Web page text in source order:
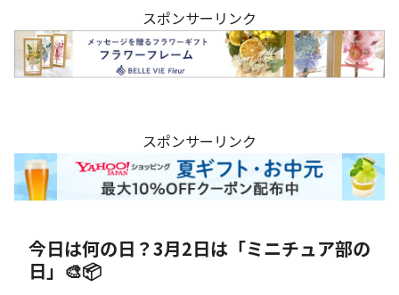
スポンサーリンク
スポンサーリンク
今日は何の日？3月2日は「ミニチュア部の
日」🎨📦